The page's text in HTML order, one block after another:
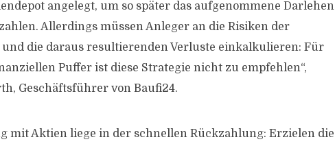
angelegt, um so später das aufgenommene Darlehen
Allerdings müssen Anleger an die Risiken der
die daraus resultierenden Verluste einkalkulieren: Für
Puffer ist diese Strategie nicht zu empfehlen“,
Geschäftsführer von Baufi24.
mit Aktien liege in der schnellen Rückzahlung: Erzielen die